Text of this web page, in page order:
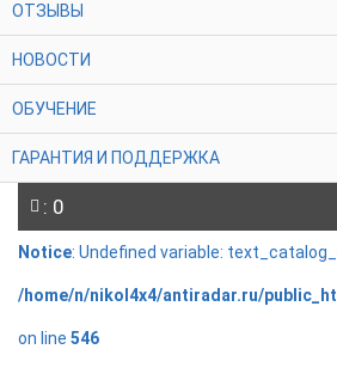
ОТЗЫВЫ
НОВОСТИ
ОБУЧЕНИЕ
ГАРАНТИЯ И ПОДДЕРЖКА
: 0
Notice: Undefined variable:
/home/n/nikol4x4/antiradar.ru/
on line 546